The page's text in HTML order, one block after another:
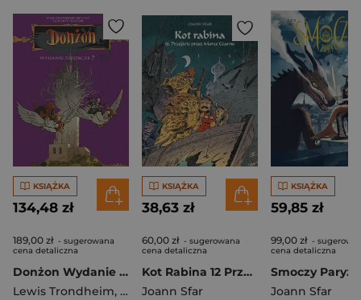
KSIĄŻKA
134,48 zł
189,00 zł - sugerowana
cena detaliczna
Donżon Wydanie zbiorcze 7
Lewis Trondheim, Joann Sfar
KSIĄŻKA
38,63 zł
60,00 zł - sugerowana
cena detaliczna
Kot Rabina 12 Przejście przez Morze Czarne
Joann Sfar
KSIĄŻKA
59,85 zł
99,00 zł -
cena detaliczna
Smoczy Paryż
Joann Sfar